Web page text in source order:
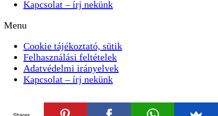
Kapcsolat – írj nekünk
Menu
Cookie tájékoztató, sütik
Felhasználási feltételek
Adatvédelmi irányelvek
Kapcsolat – írj nekünk
Shares